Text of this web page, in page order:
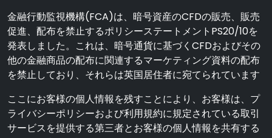
金融行動監視機構(FCA)は、暗号資産のCFDの販売、販売
促進、配布を禁止するポリシーステートメントPS20/10を
発表しました。これは、暗号通貨に基づくCFDおよびその
他の金融商品の配布に関連するマーケティング資料の配布
を禁止しており、それらは英国居住者に宛てられています
ここにお客様の個人情報を残すことにより、お客様は、プ
ライバシーポリシーおよび利用規約に規定されている取引
サービスを提供する第三者とお客様の個人情報を共有する